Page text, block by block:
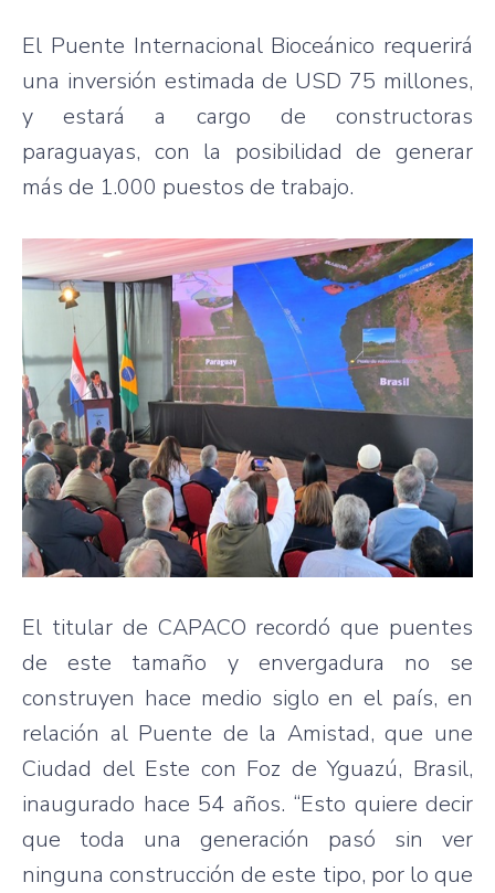
El Puente Internacional Bioceánico requerirá
una inversión estimada de USD 75 millones,
y estará a cargo de constructoras
paraguayas, con la posibilidad de generar
más de 1.000 puestos de trabajo.
El titular de CAPACO recordó que puentes
de este tamaño y envergadura no se
construyen hace medio siglo en el país, en
relación al Puente de la Amistad, que une
Ciudad del Este con Foz de Yguazú, Brasil,
inaugurado hace 54 años. “Esto quiere decir
que toda una generación pasó sin ver
ninguna construcción de este tipo, por lo que